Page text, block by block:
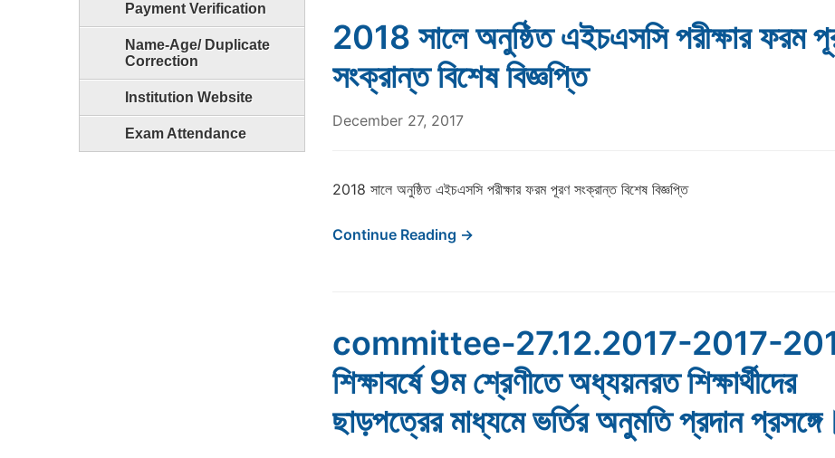
Payment Verification
Name-Age/ Duplicate
Correction
Institution Website
Exam Attendance
2018 সালে অনুষ্ঠিত এইচএসসি পরীক্ষার ফরম
সংক্রান্ত বিশেষ বিজ্ঞপ্তি
December 27, 2017
2018 সালে অনুষ্ঠিত এইচএসসি পরীক্ষার ফরম পূরণ সংক্রান্ত বিশেষ বিজ্ঞপ্তি
Continue Reading →
committee-27.12.2017-2017-
শিক্ষাবর্ষে 9ম শ্রেণীতে অধ্যয়নরত শিক্ষার্থীদের
ছাড়পত্রের মাধ্যমে ভর্তির অনুমতি প্রদান